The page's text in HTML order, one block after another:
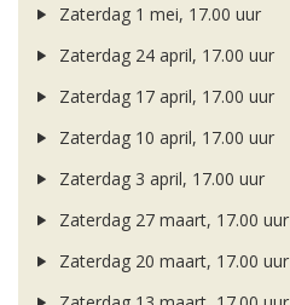
Zaterdag 1 mei, 17.00 uur
Zaterdag 24 april, 17.00 uur
Zaterdag 17 april, 17.00 uur
Zaterdag 10 april, 17.00 uur
Zaterdag 3 april, 17.00 uur
Zaterdag 27 maart, 17.00 uur
Zaterdag 20 maart, 17.00 uur